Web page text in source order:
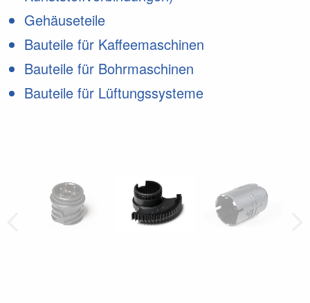
Gehäuseteile
Bauteile für Kaffeemaschinen
Bauteile für Bohrmaschinen
Bauteile für Lüftungssysteme